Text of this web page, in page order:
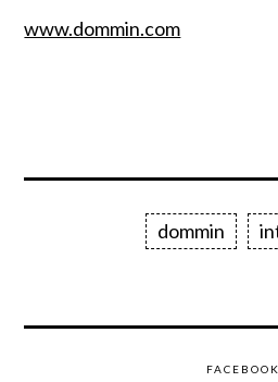
www.dommin.com
dommin
FACEBOOK